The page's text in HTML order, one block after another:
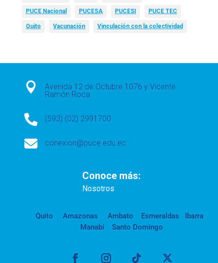
PUCE Nacional PUCESA PUCESI PUCE TEC
Quito Vacunación Vinculación con la colectividad

Avenida 12 de Octubre 1076 y Vicente
Ramón Roca
 (593) (02) 2991700
 conexion@puce.edu.ec
Conoce más:
Nosotros
Quito Amazonas Ambato Esmeraldas
Ibarra
Manabí
Santo Domingo